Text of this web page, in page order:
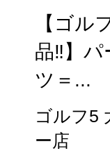
【ゴル
品‼】
ツ＝...
ゴルフ5
ー店